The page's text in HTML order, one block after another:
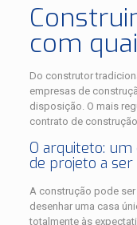
com
Do construtor
empresas de
disposição. O mais
contrato de
O arquiteto:
de projeto a ser
A construção pode ser
desenhar uma casa
totalmente às